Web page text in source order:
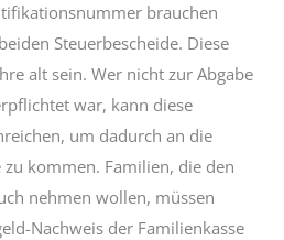
brauchen
Steuerbescheide. Diese
alt sein. Wer nicht zur Abgabe
war, kann diese
um dadurch an die
kommen. Familien, die den
nehmen wollen, müssen
Nachweis der Familienkasse